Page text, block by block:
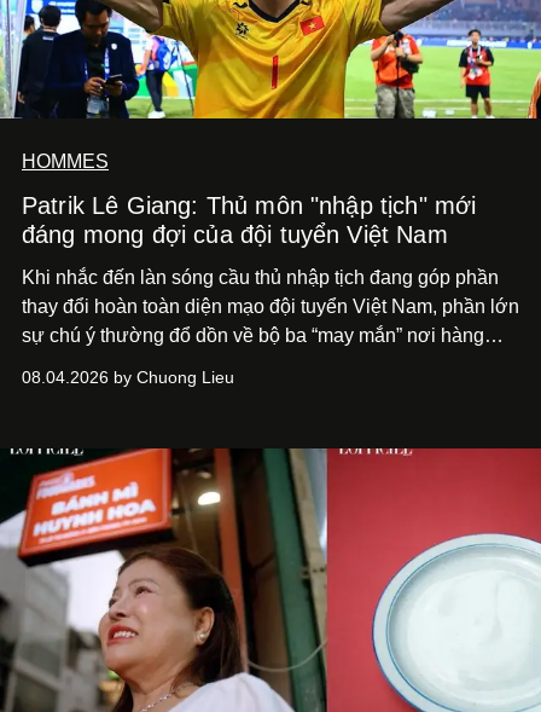
HOMMES
Patrik Lê Giang: Thủ môn "nhập tịch" mới
đáng mong đợi của đội tuyển Việt Nam
Khi nhắc đến làn sóng cầu thủ nhập tịch đang góp phần
thay đổi hoàn toàn diện mạo đội tuyển Việt Nam, phần lớn
sự chú ý thường đổ dồn về bộ ba “may mắn” nơi hàng
để ý rằng ở phía sau, cũng có một cái tên nhập tịch khác
ngự:Patrik Lê Giang.
08.04.2026 by Chuong Lieu